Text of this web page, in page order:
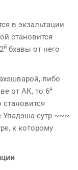
в экзальтации
становится
й бхавы от него
либо
от АК, то 6я
становится
сутр ~~~
к которому